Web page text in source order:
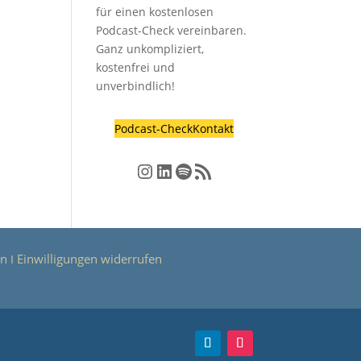
für einen kostenlosen
Podcast-Check vereinbaren.
Ganz unkompliziert,
kostenfrei und
unverbindlich!
Podcast-CheckKontakt
Instagram
LinkedIn
Spotify
RSS-Feed
Ι Einwilligungen widerrufen